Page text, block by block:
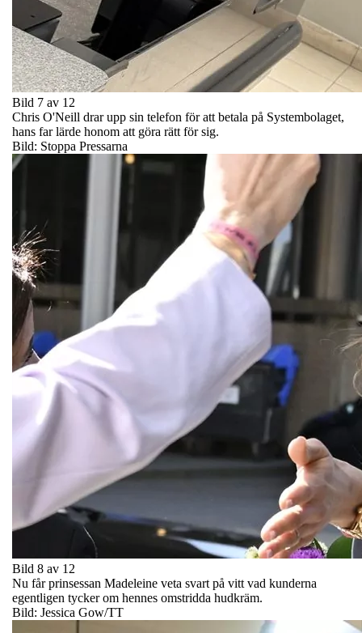
Bild 7 av 12
Chris O'Neill drar upp sin telefon för att betala på Systembolaget,
hans far lärde honom att göra rätt för sig.
Bild: Stoppa Pressarna
Bild 8 av 12
Nu får prinsessan Madeleine veta svart på vitt vad kunderna
egentligen tycker om hennes omstridda hudkräm.
Bild: Jessica Gow/TT